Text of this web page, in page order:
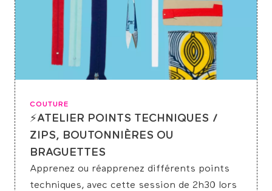
COUTURE
⚡ATELIER POINTS TECHNIQUES /
ZIPS, BOUTONNIÈRES OU
BRAGUETTES
Apprenez ou réapprenez différents points
techniques, avec cette session de 2h30 lors